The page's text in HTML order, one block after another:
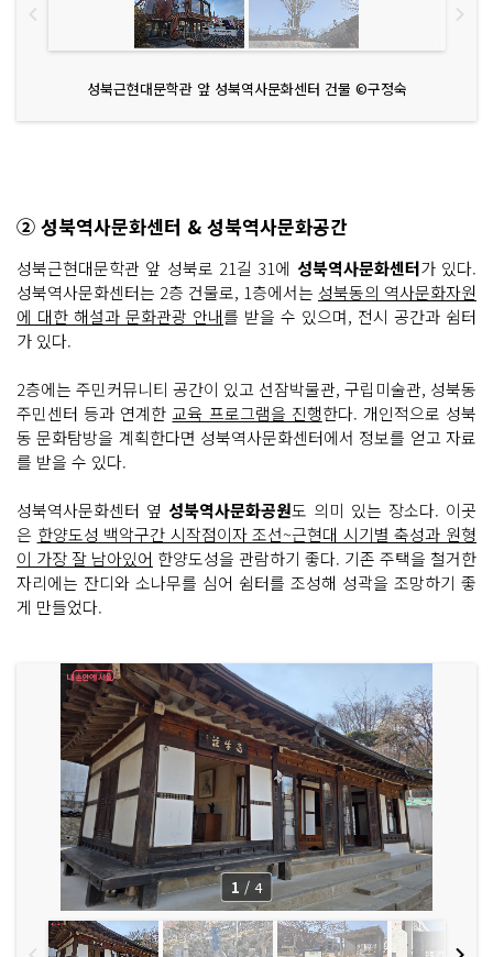
성북근현대문학관 앞 성북역사문화센터 건물 ©구정숙
② 성북역사문화센터 & 성북역사문화공간
성북근현대문학관 앞 성북로 21길 31에 성북역사문화센터가 있다.
성북역사문화센터는 2층 건물로, 1층에서는 성북동의 역사문화자원
에 대한 해설과 문화관광 안내를 받을 수 있으며, 전시 공간과 쉼터
가 있다.
2층에는 주민커뮤니티 공간이 있고 선잠박물관, 구립미술관, 성북동
주민센터 등과 연계한교육 프로그램을 진행한다. 개인적으로 성북
동 문화탐방을 계획한다면 성북역사문화센터에서 정보를 얻고 자료
를 받을 수 있다.
성북역사문화센터 옆 성북역사문화공원도 의미 있는 장소다. 이곳
은 한양도성 백악구간 시작점이자 조선~근현대 시기별 축성과 원형
이 가장 잘 남아있어 한양도성을 관람하기 좋다. 기존 주택을 철거한
자리에는 잔디와 소나무를 심어 쉼터를 조성해 성곽을 조망하기 좋
게 만들었다.
1 / 4